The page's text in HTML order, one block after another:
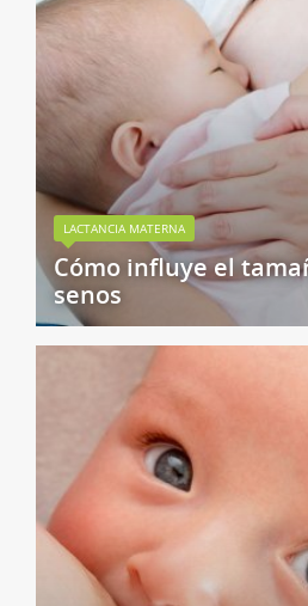
LACTANCIA MATERNA
Cómo influye el
senos